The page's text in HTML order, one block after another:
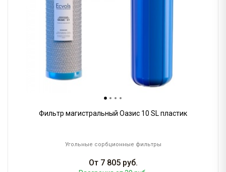
Фильтр магистральный Оазис 10 SL пластик
Угольные сорбционные фильтры
От 7 805руб.